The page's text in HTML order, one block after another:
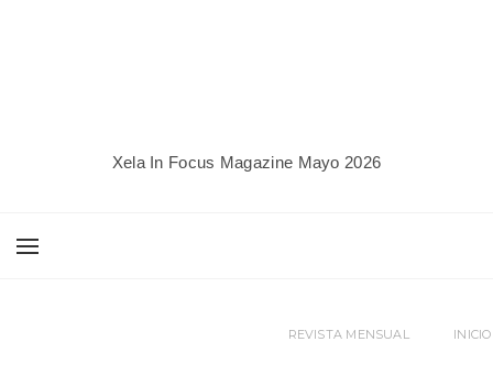
Xela In Focus Magazine Mayo 2026
REVISTA MENSUAL INICIO